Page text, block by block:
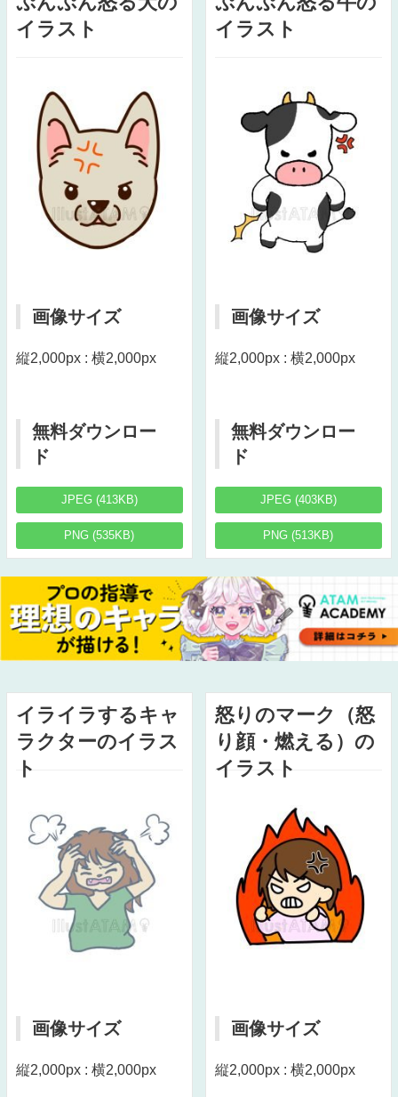
イラスト
画像サイズ
縦2,000px : 横2,000px
無料ダウンロー
ド
JPEG (413KB)
PNG (535KB)
イラスト
画像サイズ
縦2,000px : 横2,000px
無料ダウンロー
ド
JPEG (403KB)
PNG (513KB)
イライラするキャ
ラクターのイラス
ト
画像サイズ
縦2,000px : 横2,000px
怒りのマーク（怒
り顔・燃える）の
イラスト
画像サイズ
縦2,000px : 横2,000px